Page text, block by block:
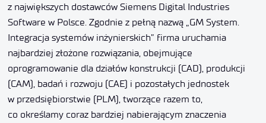
z największych dostawców Siemens Digital Industries
Software w Polsce. Zgodnie z pełną nazwą „GM System.
Integracja systemów inżynierskich” firma uruchamia
najbardziej złożone rozwiązania, obejmujące
oprogramowanie dla działów konstrukcji (CAD), produkcji
(CAM), badań i rozwoju (CAE) i pozostałych jednostek
w przedsiębiorstwie (PLM), tworzące razem to,
co określamy coraz bardziej nabierającym znaczenia